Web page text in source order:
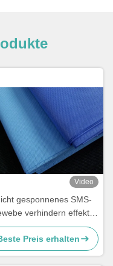
Video
gesponnenes SMS-
verhindern effektiv
Blut-Durchdringen
Preis erhalten